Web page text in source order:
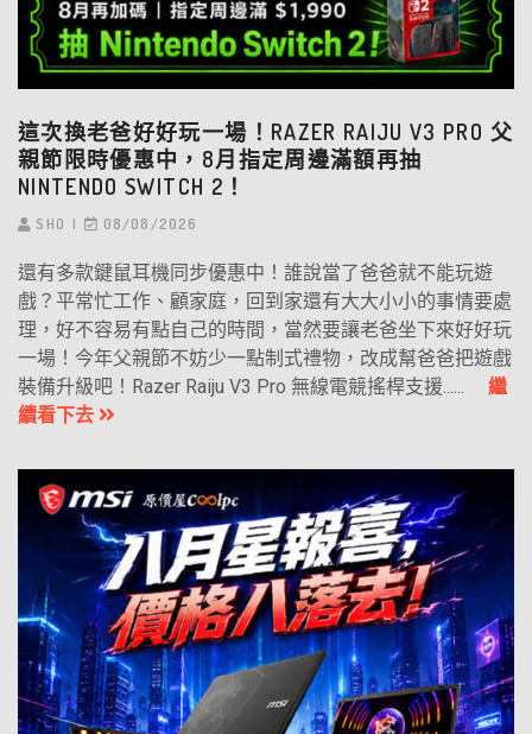
這次換老爸好好玩一場！RAZER RAIJU V3 PRO 父
親節限時優惠中，8月指定周邊滿額再抽
NINTENDO SWITCH 2！
SHO 08/08/2026
還有多款鍵鼠耳機同步優惠中！誰說當了爸爸就不能玩遊
戲？平常忙工作、顧家庭，回到家還有大大小小的事情要處
理，好不容易有點自己的時間，當然要讓老爸坐下來好好玩
一場！今年父親節不妨少一點制式禮物，改成幫爸爸把遊戲
裝備升級吧！Razer Raiju V3 Pro 無線電競搖桿支援...... 繼
續看下去